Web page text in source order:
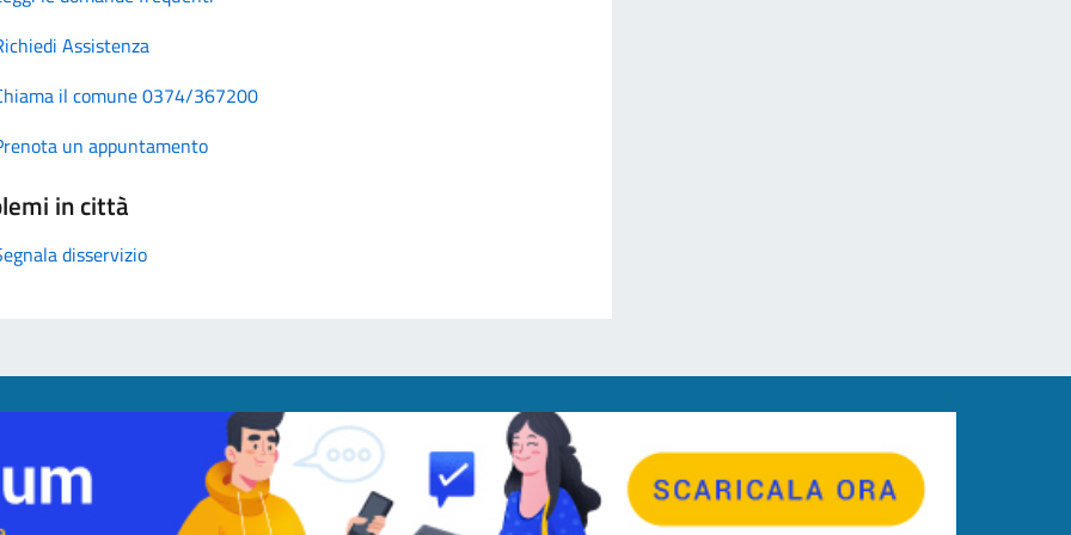
Assistenza
il comune 0374/367200
un appuntamento
in città
disservizio